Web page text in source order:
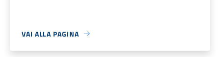
VAI ALLA PAGINA